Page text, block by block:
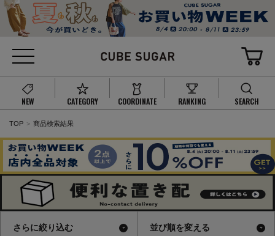
NEW CATEGORY COORDINATE RANKING SEARCH
TOP 商品検索結果
さらに絞り込む 並び順を変える